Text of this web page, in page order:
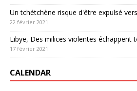
Un tchétchène risque d'être expulsé
22 février 2021
Libye, Des milices violentes échappent
17 février 2021
CALENDAR